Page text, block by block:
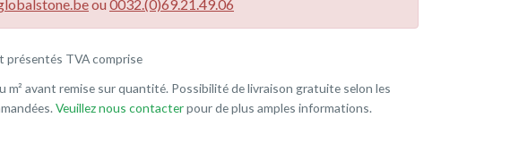
ou 0032.(0)69.21.49.06
présentés TVA comprise
m² avant remise sur quantité. Possibilité de livraison gratuite selon les
Veuillez nous contacterpour de plus amples informations.